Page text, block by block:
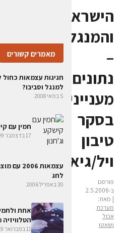
הישראלי
והמנגל
–
נתונים
מעניינים
בסקר
טיבון
ויל/
פורסם
ב-2.5.2006
| מאת:
מערכת
אכול
ושאטו
מאמרים קשורים
חגיגות עצמאות כחול
למנגל וסביבו?
5 במאי 2008
חמין עם
17 בדצמבר 2009
עצמאות
לחג
30 באפריל 2006
אחת
11 בפברואר 2019